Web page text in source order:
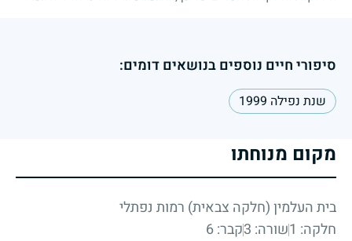
סיפורי חיים נוספים בנושאים דומים:
שנת נפילה 1999
מקום מנוחתו
בית העלמין (חלקה צבאית) רמות נפתלי
חלקה: 1
שורה: 3 קבר: 6